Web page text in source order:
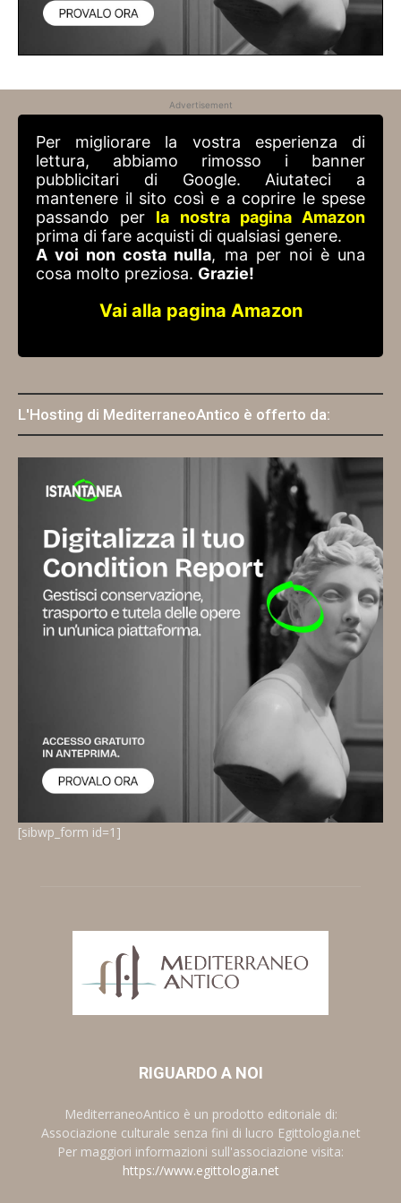
Advertisement
Per migliorare la vostra esperienza di
lettura, abbiamo rimosso i banner
pubblicitari di Google. Aiutateci a
mantenere il sito così e a coprire le spese
passando per la nostra pagina Amazon
prima di fare acquisti di qualsiasi genere.
A voi non costa nulla, ma per noi è una
cosa molto preziosa. Grazie!
Vai alla pagina Amazon
L'Hosting di MediterraneoAntico è offerto da:
[sibwp_form id=1]
RIGUARDO A NOI
MediterraneoAntico è un prodotto editoriale di:
Associazione culturale senza fini di lucro Egittologia.net
Per maggiori informazioni sull'associazione visita:
https://www.egittologia.net